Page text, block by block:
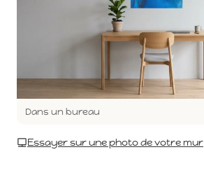
Dans un bureau
Essayer sur une photo de votre mur